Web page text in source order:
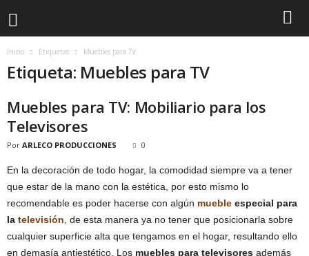
Inicio Etiquetas Muebles para TV
Etiqueta: Muebles para TV
Muebles para TV: Mobiliario para los
Televisores
Por ARLECO PRODUCCIONES 0
En la decoración de todo hogar, la comodidad siempre va a tener
que estar de la mano con la estética, por esto mismo lo
recomendable es poder hacerse con algún mueble especial para
la televisión , de esta manera ya no tener que posicionarla sobre
cualquier superficie alta que tengamos en el hogar, resultando ello
en demasía antiestético. Los muebles para televisores además